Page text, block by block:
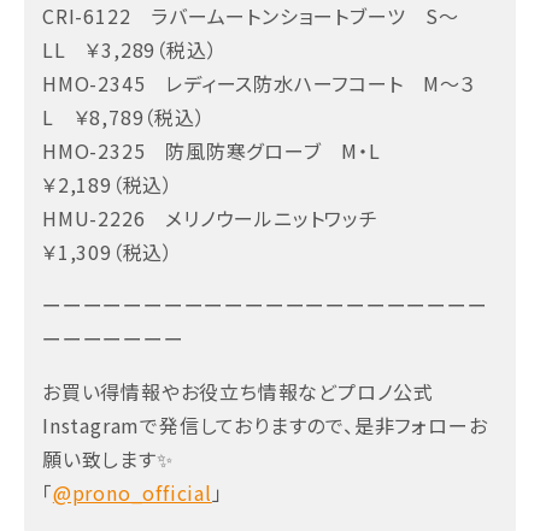
CRI-6122 ラバームートンショートブーツ S～
LL ￥3,289（税込）
HMO-2345 レディース防水ハーフコート M～３
L ￥8,789（税込）
HMO-2325 防風防寒グローブ M・L
￥2,189（税込）
HMU-2226 メリノウールニットワッチ
￥1,309（税込）
ーーーーーーーーーーーーーーーーーーーーーー
ーーーーーーー
お買い得情報やお役立ち情報などプロノ公式
Instagramで発信しておりますので、是非フォローお
願い致します✨
「@prono_official 」